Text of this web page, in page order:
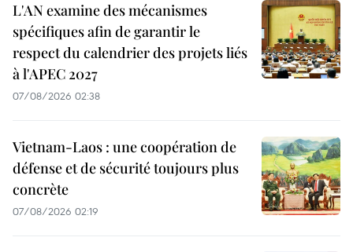
L'AN examine des mécanismes
spécifiques afin de garantir le
respect du calendrier des projets liés
à l'APEC 2027
07/08/2026 02:38
Vietnam-Laos : une coopération de
défense et de sécurité toujours plus
concrète
07/08/2026 02:19